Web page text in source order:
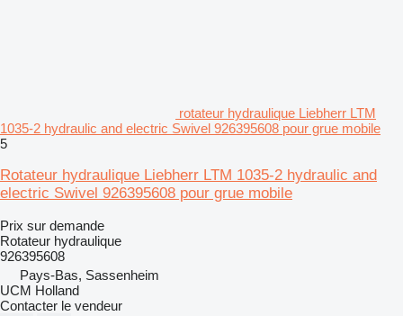
rotateur hydraulique Liebherr LTM
1035-2 hydraulic and electric Swivel 926395608 pour grue mobile
5
Rotateur hydraulique Liebherr LTM 1035-2 hydraulic and
electric Swivel 926395608 pour grue mobile
Prix sur demande
Rotateur hydraulique
926395608
Pays-Bas, Sassenheim
UCM Holland
Contacter le vendeur